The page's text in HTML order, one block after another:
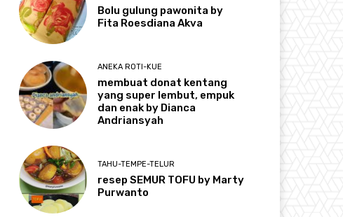
Bolu gulung pawonita by
Fita Roesdiana Akva
ANEKA ROTI-KUE
membuat donat kentang
yang super lembut, empuk
dan enak by Dianca
Andriansyah
TAHU-TEMPE-TELUR
resep SEMUR TOFU by Marty
Purwanto